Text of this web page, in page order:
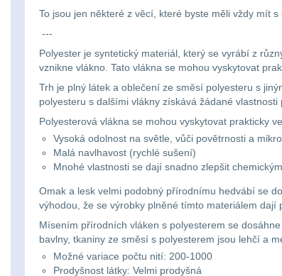
To jsou jen některé z věcí, které byste měli vždy mít
---
Polyester je syntetický materiál, který se vyrábí z
vznikne vlákno. Tato vlákna se mohou vyskytovat
Trh je plný látek a oblečení ze směsí polyesteru s
polyesteru s dalšími vlákny získává žádané
Polyesterová vlákna se mohou vyskytovat prakticky
Vysoká odolnost na světle, vůči povětrnosti a
Malá navlhavost (rychlé sušení)
Mnohé vlastnosti se dají snadno zlepšit
Omak a lesk velmi podobný přírodnímu hedvábí se
výhodou, že se výrobky plněné tímto materiálem
Mísením přírodních vláken s polyesterem se
bavlny, tkaniny ze směsí s polyesterem jsou lehčí a
Možné variace počtu nití: 200-1000
Prodyšnost látky: Velmi prodyšná